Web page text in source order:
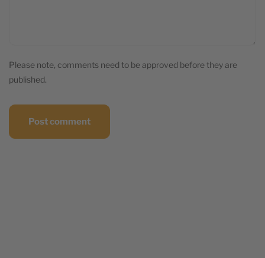
Please note, comments need to be approved before they are
published.